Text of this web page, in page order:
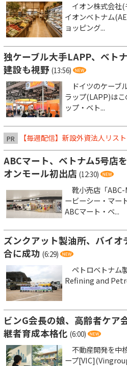
イオン株式会社(
イオンベトナム
ョッピング...
独ケーブル大手LAPP、ベト
建設も視野 (13:56)
ドイツのケーブ
ラップ(LAPP)は
ップ・ベト...
PR 【毎週配信】新設外資法人リス
ABCマート、ベトナム5号店
オンモール初出店 (12:30)
靴小売店「
ービーシー・マー
ABCマート・ベ...
ズンクアット製油所、バイ
合に成功 (6:29)
ペトロベトナ
Refining and
ビンG会長の娘、高齢者ケ
継者育成本格化 (6:00)
不動産開発を中
ープ